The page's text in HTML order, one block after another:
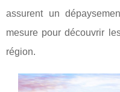
assurent un
mesure pour découvrir
région.